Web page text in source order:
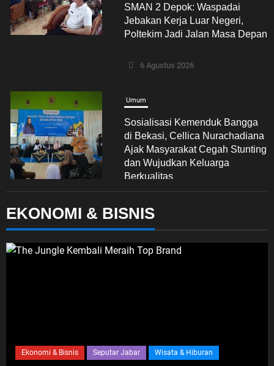
SMAN 2 Depok: Waspadai
Jebakan Kerja Luar Negeri,
Poltekim Jadi Jalan Masa Depan
6 Agustus 2026
Umum
Sosialisasi Kemenduk Bangga
di Bekasi, Cellica Nurachadiana
Ajak Masyarakat Cegah Stunting
dan Wujudkan Keluarga
Berkualitas
Advertorial
Pengelolaan Sampah Makin
Polda Metro Jaya Gelar Seminar
EKONOMI & BISNIS
Ekonomi & Bisnis Seputar Jabar Wisata & Hiburan